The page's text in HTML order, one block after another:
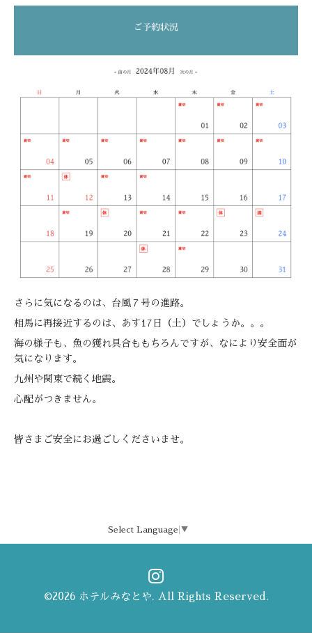
さらに気になるのは、台風７号の進路。
相馬に再接近するのは、あす17日（土）でしょうか。。。
海の様子も、魚の獲れ具合ももちろんですが、なにより安全面が
気になります。
九州や関東で続く地震。
心配がつきません。
皆さまご安全にお過ごしくださいませ。
Select Language ▼
©2026 ホテルみなとや . All Rights Reserved.